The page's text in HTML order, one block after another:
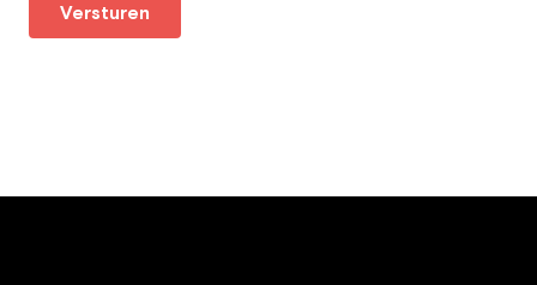
Versturen